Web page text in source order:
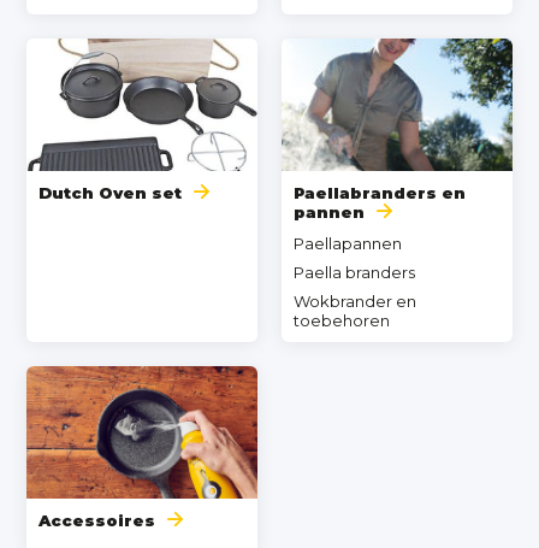
Dutch Oven set
Paellabranders en
pannen
Paellapannen
Paella branders
Wokbrander en
toebehoren
Accessoires